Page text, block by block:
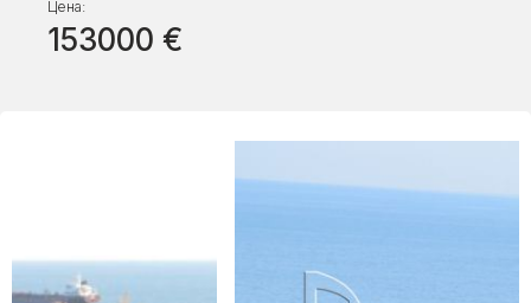
Цена:
153000 €